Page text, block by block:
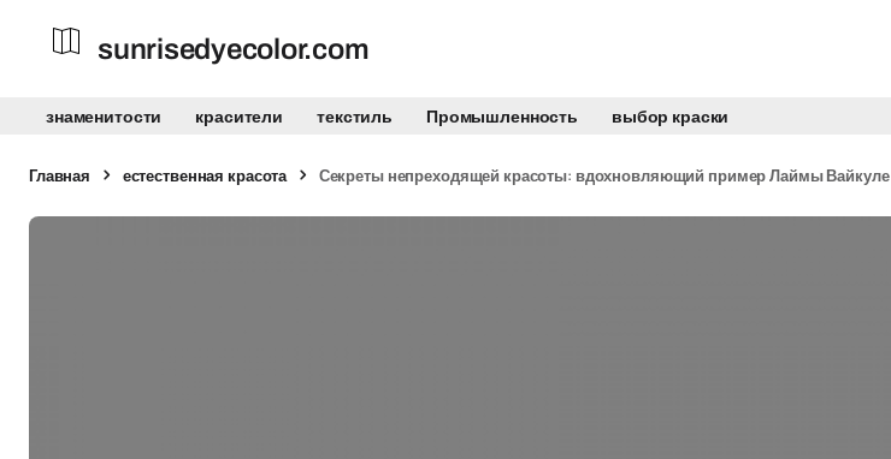
sunrisedyecolor.com
знаменитости красители текстиль Промышленность выбор краски
Главная естественная красота Секреты непреходящей красоты: вдохновляющий пример Лаймы Вайкуле